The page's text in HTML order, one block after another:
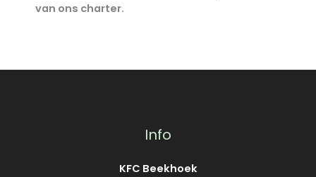
van ons charter.
Info
KFC Beekhoek